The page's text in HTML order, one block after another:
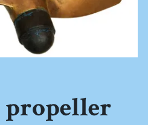
propeller